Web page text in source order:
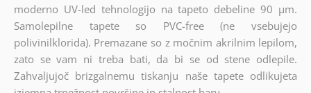
moderno UV-led tehnologijo na tapeto debeline 90 µm.
Samolepilne tapete so PVC-free (ne vsebujejo
polivinilklorida). Premazane so z močnim akrilnim lepilom,
zato se vam ni treba bati, da bi se od stene odlepile.
Zahvaljujoč brizgalnemu tiskanju naše tapete odlikujeta